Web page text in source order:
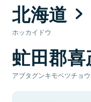
北海道
ホッカイドウ
虻田郡
アブタグンキモベツチョウ